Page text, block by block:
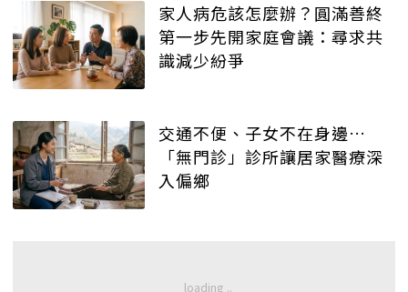
家人病危該怎麼辦？圓滿善終
第一步先開家庭會議：尋求共
識減少紛爭
交通不便、子女不在身邊…
「無門診」診所讓居家醫療深
入偏鄉